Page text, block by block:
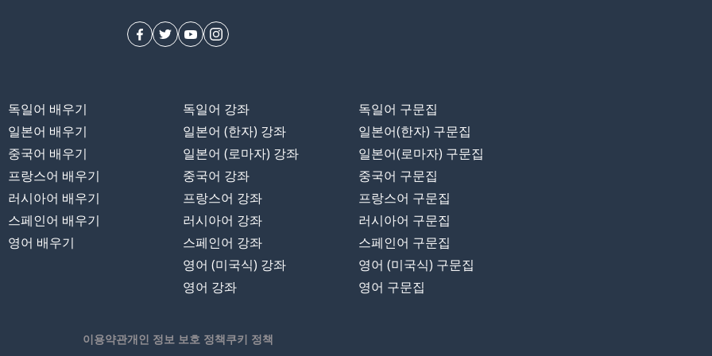
독일어 배우기
일본어 배우기
중국어 배우기
프랑스어 배우기
러시아어 배우기
스페인어 배우기
영어 배우기
독일어 강좌
일본어 (한자) 강좌
일본어 (로마자) 강좌
중국어 강좌
프랑스어 강좌
러시아어 강좌
스페인어 강좌
영어 (미국식) 강좌
영어 강좌
독일어 구문집
일본어(한자) 구문집
일본어(로마자) 구문집
중국어 구문집
프랑스어 구문집
러시아어 구문집
스페인어 구문집
영어 (미국식) 구문집
영어 구문집
이용약관개인 정보 보호 정책쿠키 정책